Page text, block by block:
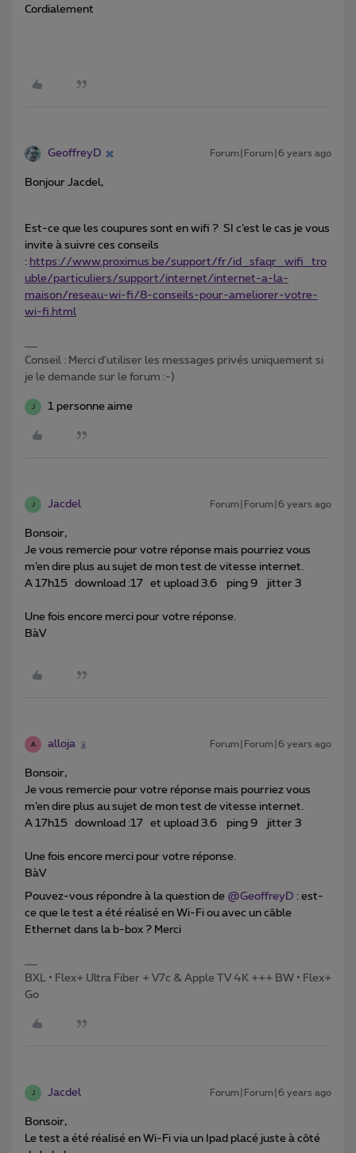
Cordialement
GeoffreyD Forum|Forum|6 years ago
Bonjour Jacdel,
Est-ce que les coupures sont en wifi ? SI c’est le cas je vous
invite à suivre ces conseils
: https://www.proximus.be/support/fr/id_sfaqr_wifi_tro
uble/particuliers/support/internet/internet-a-la-
maison/reseau-wi-fi/8-conseils-pour-ameliorer-votre-
wi-fi.html
Conseil : Merci d'utiliser les messages privés uniquement si
je le demande sur le forum :-)
J 1 personne aime
J Jacdel Forum|Forum|6 years ago
Bonsoir,
Je vous remercie pour votre réponse mais pourriez vous
m’en dire plus au sujet de mon test de vitesse internet.
A 17h15 download :17 et upload 3.6 ping 9 jitter 3
Une fois encore merci pour votre réponse.
BàV
A alloja Forum|Forum|6 years ago
Bonsoir,
Je vous remercie pour votre réponse mais pourriez vous
m’en dire plus au sujet de mon test de vitesse internet.
A 17h15 download :17 et upload 3.6 ping 9 jitter 3
Une fois encore merci pour votre réponse.
BàV
Pouvez-vous répondre à la question de @GeoffreyD : est-
ce que le test a été réalisé en Wi-Fi ou avec un câble
Ethernet dans la b-box ? Merci
BXL • Flex+ Ultra Fiber + V7c & Apple TV 4K +++ BW • Flex+
Go
J Jacdel Forum|Forum|6 years ago
Bonsoir,
Le test a été réalisé en Wi-Fi via un Ipad placé juste à côté